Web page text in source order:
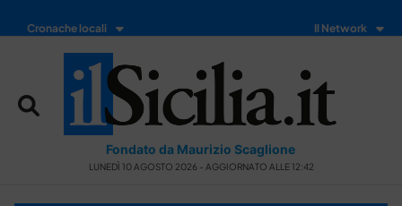
Cronache locali Il Network
Fondato da Maurizio Scaglione
LUNEDÌ 10 AGOSTO 2026 - AGGIORNATO ALLE 12:42